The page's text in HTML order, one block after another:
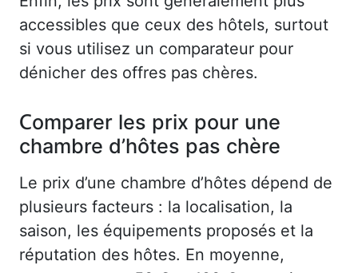
accessibles que ceux des hôtels, surtout
si vous utilisez un comparateur pour
dénicher des offres pas chères.
Comparer les prix pour une
chambre d’hôtes pas chère
Le prix d’une chambre d’hôtes dépend de
plusieurs facteurs : la localisation, la
saison, les équipements proposés et la
réputation des hôtes. En moyenne,